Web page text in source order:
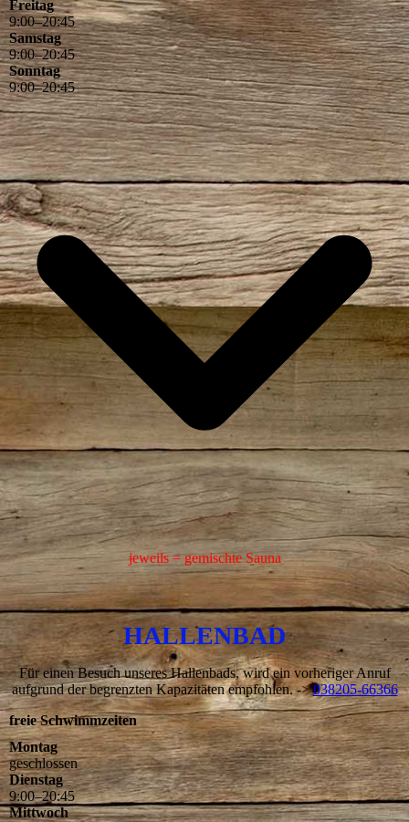
Freitag
9:00–20:45
Samstag
9:00–20:45
Sonntag
9:00–20:45
jeweils = gemischte Sauna
HALLENBAD
Für einen Besuch unseres Hallenbads, wird ein vorheriger Anruf
aufgrund der begrenzten Kapazitäten empfohlen. ->038205-66366
freie Schwimmzeiten
Montag
geschlossen
Dienstag
9:00–20:45
Mittwoch